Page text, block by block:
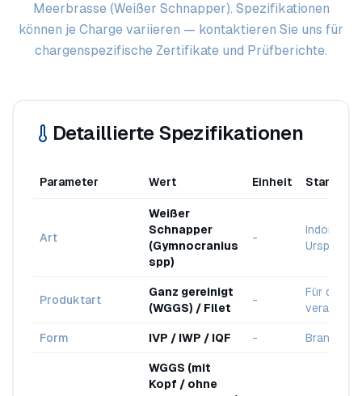
Meerbrasse (Weißer Schnapper). Spezifikationen
können je Charge variieren — kontaktieren Sie uns für
chargenspezifische Zertifikate und Prüfberichte.
Detaillierte Spezifikationen
Parameter Wert Einheit Standard
Art
Weißer
Schnapper
(Gymnocranius
spp)
-
Ursprung
Produktart
Ganz gereinigt
(WGGS) / Filet
-
Für den
Form IVP / IWP / IQF -
WGGS (mit
Kopf / ohne